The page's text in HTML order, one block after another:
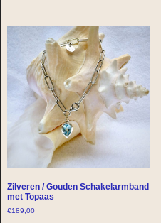
Zilveren / Gouden Schakelarmband
met Topaas
€189,00